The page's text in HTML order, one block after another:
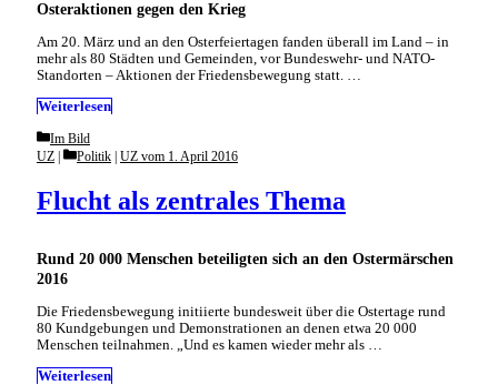
Osteraktionen gegen den Krieg
Am 20. März und an den Osterfeiertagen fanden überall im Land – in
mehr als 80 Städten und Gemeinden, vor Bundeswehr- und NATO-
Standorten – Aktionen der Friedensbewegung statt. …
Weiterlesen
Categories
Im Bild
Rund 20 000 Menschen beteiligten sich an den Ostermärschen
2016
Flucht als zentrales Thema
UZ Categories
Politik | UZ vom 1. April 2016
Die Friedensbewegung initiierte bundesweit über die Ostertage rund
80 Kundgebungen und Demonstrationen an denen etwa 20 000
Menschen teilnahmen. „Und es kamen wieder mehr als …
Weiterlesen